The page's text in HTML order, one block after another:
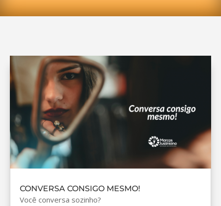
CONVERSA CONSIGO MESMO!
Você conversa sozinho?